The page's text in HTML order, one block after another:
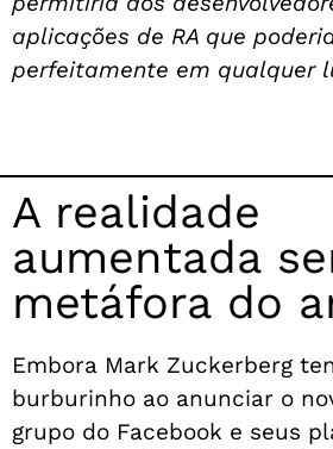
aplicações de RA que
perfeitamente em qualquer
A realidade
aumentada
metáfora do
Embora Mark Zuckerberg
burburinho ao anunciar o
grupo do Facebook e seus